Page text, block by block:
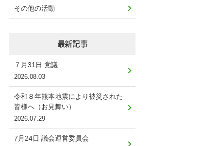
その他の活動
最新記事
７月31日 党議
2026.08.03
令和８年熊本地震により被災された
皆様へ（お見舞い）
2026.07.29
7月24日 議会運営委員会